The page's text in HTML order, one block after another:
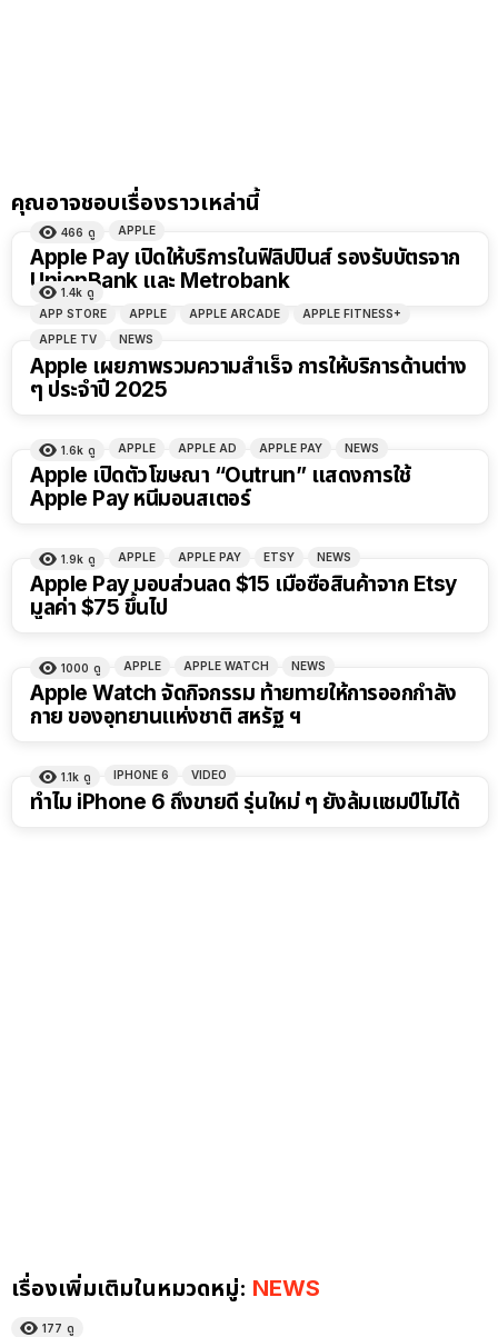
คุณอาจชอบเรื่องราวเหล่านี้
466 ดู APPLE
Apple Pay เปิดให้บริการในฟิลิปปินส์ รองรับบัตรจาก
UnionBank และ Metrobank
1.4k ดู
APP STORE
APPLE APPLE ARCADE
APPLE FITNESS+
APPLE TV
NEWS
Apple เผยภาพรวมความสำเร็จ การให้บริการด้านต่าง
ๆ ประจำปี 2025
1.6k ดู APPLE APPLE AD APPLE PAY NEWS
Apple เปิดตัวโฆษณา “Outrun” แสดงการใช้
Apple Pay หนีมอนสเตอร์
1.9k ดู APPLE APPLE PAY ETSY NEWS
Apple Pay มอบส่วนลด $15 เมื่อซื้อสินค้าจาก Etsy
มูลค่า $75 ขึ้นไป
1000 ดู APPLE APPLE WATCH NEWS
Apple Watch จัดกิจกรรม ท้ายทายให้การออกกำลัง
กาย ของอุทยานแห่งชาติ สหรัฐ ฯ
1.1k ดู IPHONE 6 VIDEO
ทำไม iPhone 6 ถึงขายดี รุ่นใหม่ ๆ ยังล้มแชมป์ไม่ได้
เรื่องเพิ่มเติมในหมวดหมู่: NEWS
177 ดู